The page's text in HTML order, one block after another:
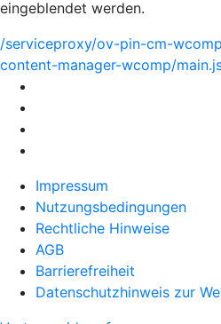
eingeblendet werden.
/serviceproxy/ov-pin-cm-
content-manager-wcomp/
Impressum
Nutzungsbedingungen
Rechtliche Hinweise
AGB
Barrierefreiheit
Datenschutzhinweis zur